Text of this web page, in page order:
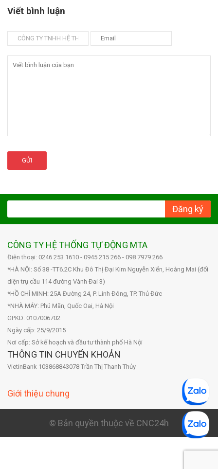
Viết bình luận
GỬI
Đăng ký
CÔNG TY HỆ THỐNG TỰ ĐỘNG MTA
Điện thoại: 0246 253 1610 - 0945 215 266 - 098 7979 266
*HÀ NỘI: Số 38 -TT6.2C Khu Đô Thị Đại Kim Nguyễn Xiển, Hoàng Mai (đối
diện trụ cầu 114 đường Vành Đai 3)
*HỒ CHÍ MINH: 25A Đường 24, P. Linh Đông, TP. Thủ Đức
*NHÀ MÁY: Phú Mãn, Quốc Oai, Hà Nội
GPKD: 0107006702
Ngày cấp: 25/9/2015
Nơi cấp: Sở kế hoạch và đầu tư thành phố Hà Nội
THÔNG TIN CHUYỂN KHOẢN
VietinBank 103868843078 Trần Thị Thanh Thủy
Giới thiệu chung
© Bản quyền thuộc về CNC24h